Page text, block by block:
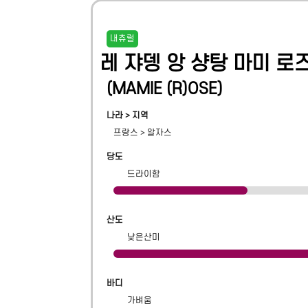
내츄럴
레 쟈뎅 앙 샹탕 마미 로
(MAMIE (R)OSE)
나라 > 지역
프랑스 > 알자스
당도
드라이함
산도
낮은산미
바디
가벼움